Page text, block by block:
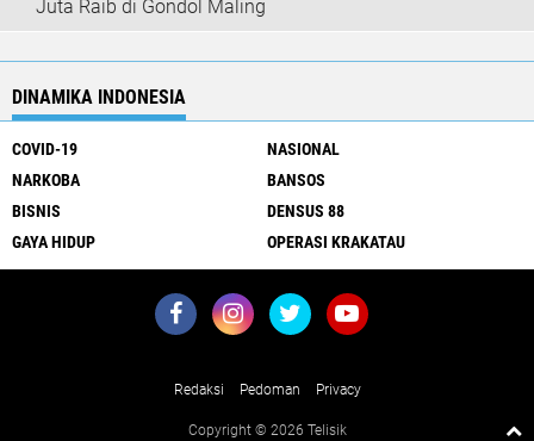
Juta Raib di Gondol Maling
DINAMIKA INDONESIA
COVID-19
NASIONAL
NARKOBA
BANSOS
BISNIS
DENSUS 88
GAYA HIDUP
OPERASI KRAKATAU
Redaksi Pedoman Privacy
Copyright © 2026 Telisik